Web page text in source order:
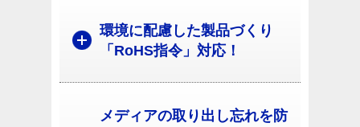
環境に配慮した製品づくり
「RoHS指令」対応！
メディアの取り出し忘れを防